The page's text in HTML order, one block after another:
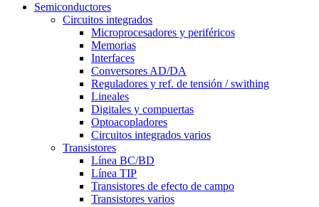
Semiconductores
Circuitos integrados
Microprocesadores y periféricos
Memorias
Interfaces
Conversores AD/DA
Reguladores y ref. de tensión / swithing
Lineales
Digitales y compuertas
Optoacopladores
Circuitos integrados varios
Transistores
Línea BC/BD
Línea TIP
Transistores de efecto de campo
Transistores varios